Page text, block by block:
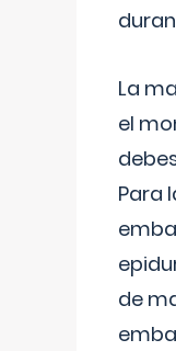
La
el
Para
de